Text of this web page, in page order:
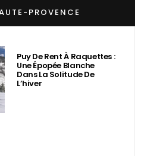
PROVENCE
Puy De Rent À Raquettes :
Une Épopée Blanche
Dans La Solitude De
L’hiver